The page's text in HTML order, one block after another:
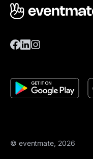
© eventmate, 2026